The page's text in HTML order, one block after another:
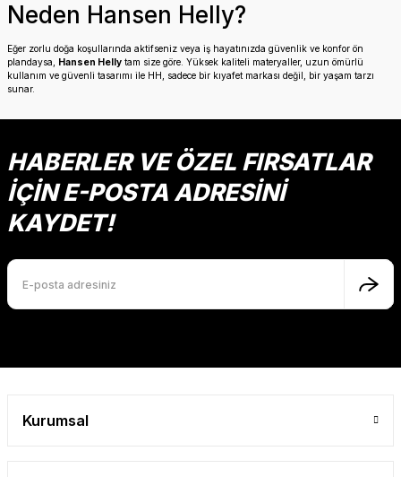
Neden Hansen Helly?
Eğer zorlu doğa koşullarında aktifseniz veya iş hayatınızda güvenlik ve konfor ön
plandaysa,
Hansen Helly tam size göre. Yüksek kaliteli materyaller, uzun ömürlü
kullanım ve güvenli tasarımı ile HH, sadece bir kıyafet markası değil, bir yaşam tarzı
sunar.
HABERLER VE ÖZEL FIRSATLAR
İÇİN E-POSTA ADRESİNİ
KAYDET!
Kurumsal